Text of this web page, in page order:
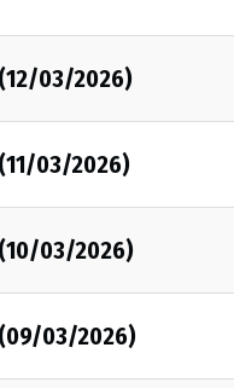
03/2026)
03/2026)
03/2026)
(09/03/2026)